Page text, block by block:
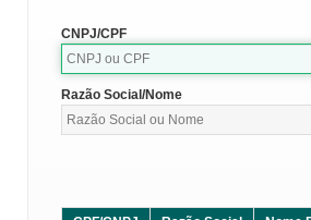
CNPJ/CPF
Razão Social/Nome